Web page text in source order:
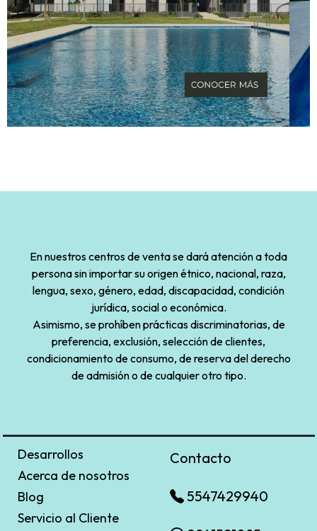
En nuestros centros de venta se dará atención a toda
persona sin importar su origen étnico, nacional, raza,
lengua, sexo, género, edad, discapacidad, condición
jurídica, social o económica.
Asimismo, se prohíben prácticas discriminatorias, de
preferencia, exclusión, selección de clientes,
condicionamiento de consumo, de reserva del derecho
de admisión o de cualquier otro tipo.
Desarrollos
Acerca de nosotros
Blog
Servicio al Cliente
Contacto
5547429940